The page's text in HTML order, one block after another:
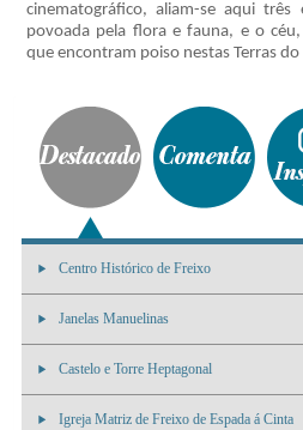
cinematográfico, aliam-se aqui
povoada pela flora e fauna, e o
que encontram poiso nestas Terras
Centro Histórico de Freixo
Janelas Manuelinas
Castelo e Torre Heptagonal
Igreja Matriz de Freixo de Espada á Cinta